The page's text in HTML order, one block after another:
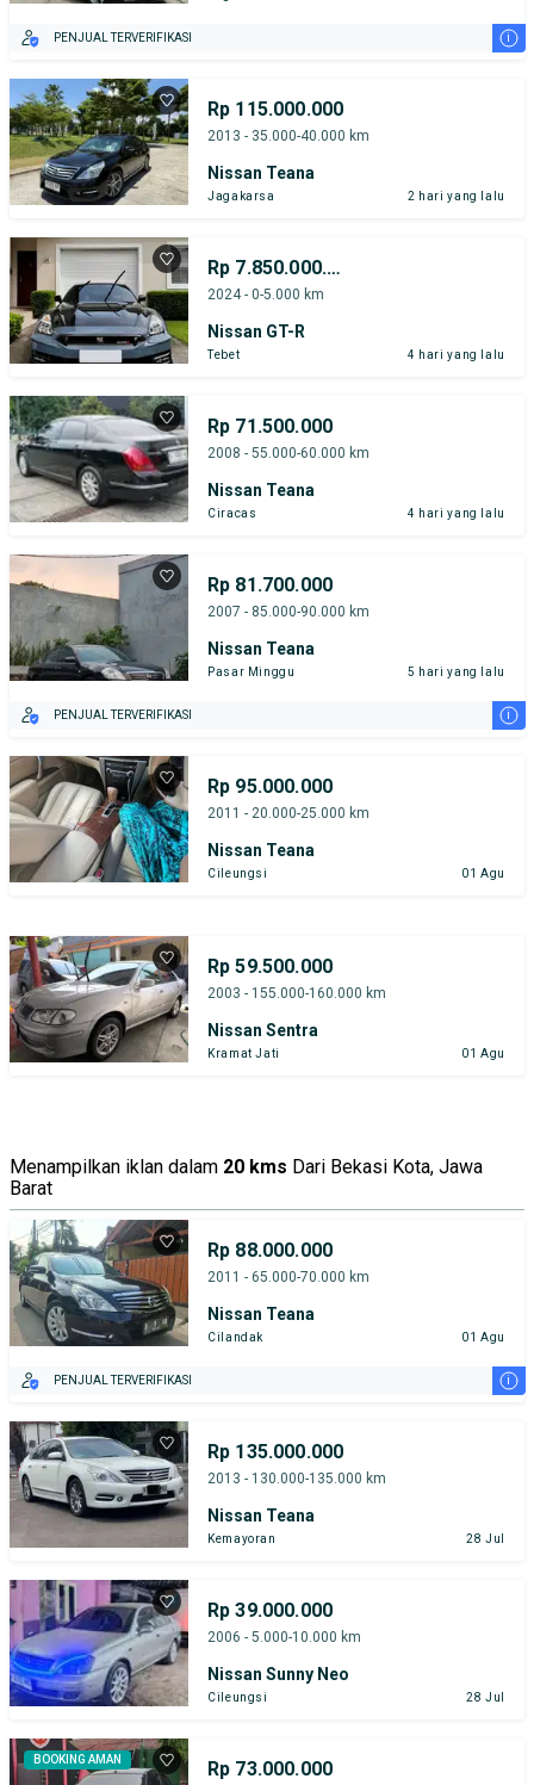
PENJUAL TERVERIFIKASI i
Rp 115.000.000
2013 - 35.000-40.000 km
Nissan Teana
Jagakarsa 2 hari yang lalu
Rp 7.850.000.000
2024 - 0-5.000 km
Nissan GT-R
Tebet 4 hari yang lalu
Rp 71.500.000
2008 - 55.000-60.000 km
Nissan Teana
Ciracas 4 hari yang lalu
Rp 81.700.000
2007 - 85.000-90.000 km
Nissan Teana
Pasar Minggu 5 hari yang lalu
PENJUAL TERVERIFIKASI i
Rp 95.000.000
2011 - 20.000-25.000 km
Nissan Teana
Cileungsi 01 Agu
Rp 59.500.000
2003 - 155.000-160.000 km
Nissan Sentra
Kramat Jati 01 Agu
Menampilkan iklan dalam 20 kms Dari Bekasi Kota, Jawa
Barat
Rp 88.000.000
2011 - 65.000-70.000 km
Nissan Teana
Cilandak 01 Agu
PENJUAL TERVERIFIKASI i
Rp 135.000.000
2013 - 130.000-135.000 km
Nissan Teana
Kemayoran 28 Jul
Rp 39.000.000
2006 - 5.000-10.000 km
Nissan Sunny Neo
Cileungsi 28 Jul
BOOKING AMAN Rp 73.000.000